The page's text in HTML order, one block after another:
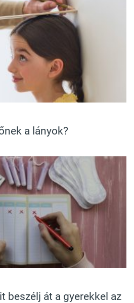
a lányok?
beszélj át a gyerekkel az